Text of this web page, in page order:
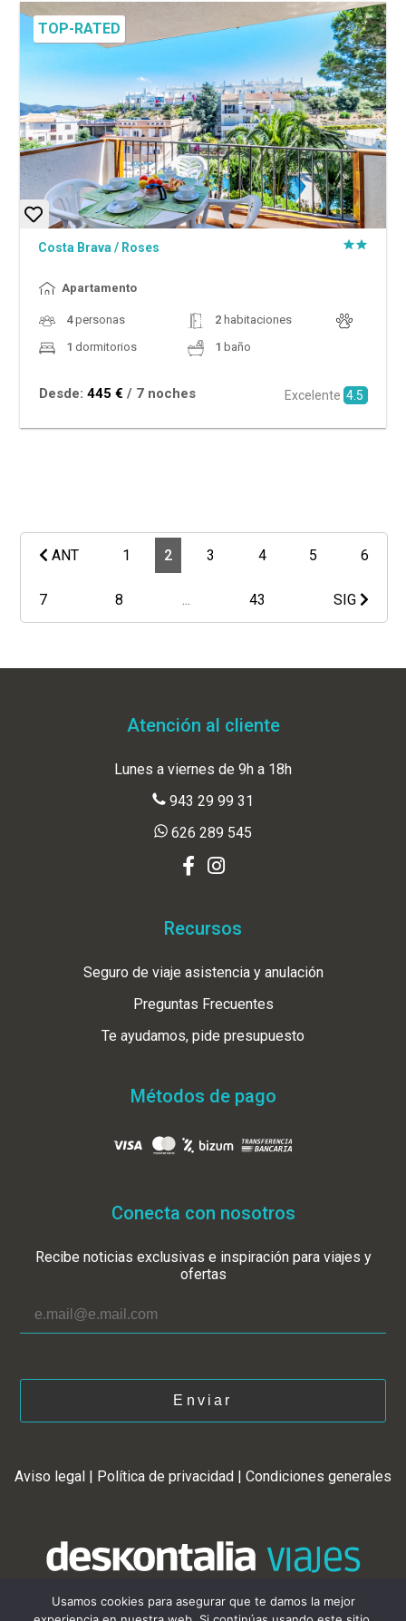
TOP-RATED
Costa Brava / Roses
Apartamento
4personas 2habitaciones
1 dormitorios 1 baño
Desde: 445 € / 7 noches Excelente 4.5
ANT 1 2 3 4 5 6
7 8 43 SIG
Atención al cliente
Lunes a viernes de 9h a 18h
943 29 99 31
626 289 545
Recursos
Seguro de viaje asistencia y anulación
Preguntas Frecuentes
Te ayudamos, pide presupuesto
Métodos de pago
Conecta con nosotros
Recibe noticias exclusivas e inspiración para viajes y
ofertas
Enviar
Aviso legal | Política de privacidad | Condiciones generales
Usamos cookies para asegurar que te damos la mejor